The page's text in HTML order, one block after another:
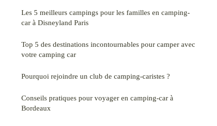
Les 5 meilleurs campings pour les familles en camping-
car à Disneyland Paris
Top 5 des destinations incontournables pour camper avec
votre camping car
Pourquoi rejoindre un club de camping-caristes ?
Conseils pratiques pour voyager en camping-car à
Bordeaux